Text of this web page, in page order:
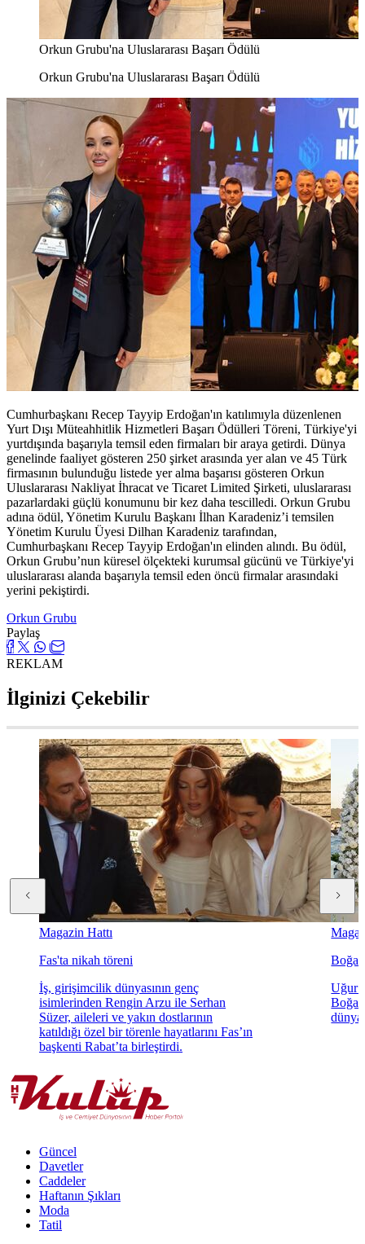
Orkun Grubu'na Uluslararası Başarı Ödülü
Orkun Grubu'na Uluslararası Başarı Ödülü
Cumhurbaşkanı Recep Tayyip Erdoğan'ın katılımıyla düzenlenen
Yurt Dışı Müteahhitlik Hizmetleri Başarı Ödülleri Töreni, Türkiye'yi
yurtdışında başarıyla temsil eden firmaları bir araya getirdi. Dünya
genelinde faaliyet gösteren 250 şirket arasında yer alan ve 45 Türk
firmasının bulunduğu listede yer alma başarısı gösteren Orkun
Uluslararası Nakliyat İhracat ve Ticaret Limited Şirketi, uluslararası
pazarlardaki güçlü konumunu bir kez daha tescilledi. Orkun Grubu
adına ödül, Yönetim Kurulu Başkanı İlhan Karadeniz’i temsilen
Yönetim Kurulu Üyesi Dilhan Karadeniz tarafından,
Cumhurbaşkanı Recep Tayyip Erdoğan'ın elinden alındı. Bu ödül,
Orkun Grubu’nun küresel ölçekteki kurumsal gücünü ve Türkiye'yi
uluslararası alanda başarıyla temsil eden öncü firmalar arasındaki
yerini pekiştirdi.
Orkun Grubu
Paylaş
REKLAM
İlginizi Çekebilir
Magazin Hattı
Fas'ta nikah töreni
İş, girişimcilik dünyasının genç
isimlerinden Rengin Arzu ile Serhan
Süzer, aileleri ve yakın dostlarının
katıldığı özel bir törenle hayatlarını Fas’ın
başkenti Rabat’ta birleştirdi.
Uğur
Güncel
Davetler
Caddeler
Haftanın Şıkları
Moda
Tatil